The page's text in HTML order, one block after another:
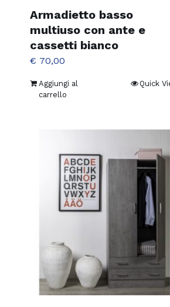
Armadietto basso
multiuso con ante e
cassetti bianco
€ 70,00
Aggiungi al
carrello
Quick